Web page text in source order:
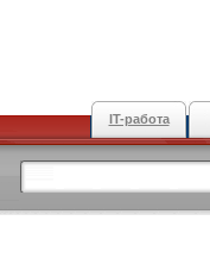
IT-работа